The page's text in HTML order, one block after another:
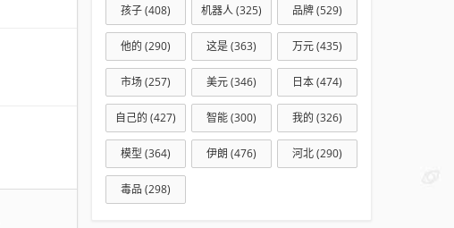
孩子(408) 机器人(325) 品牌(529)
他的 (290) 这是(363) 万元(435)
市场(257) 美元(346) 日本(474)
自己的 (427) 智能(300) 我的 (326)
模型 (364) 伊朗 (476) 河北(290)
毒品 (298)